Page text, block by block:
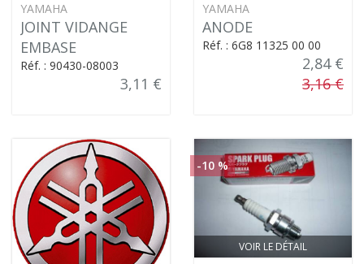
YAMAHA
JOINT VIDANGE
EMBASE
Réf. : 90430-08003
3,11 €
YAMAHA
ANODE
Réf. : 6G8 11325 00 00
2,84 €
3,16 €
VOIR LE DÉTAIL
-10 %